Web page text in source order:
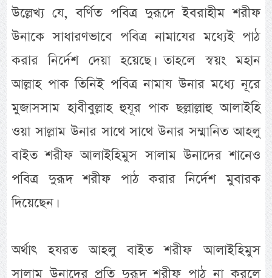
উল্লেখ্য যে, বর্ণিত পবিত্র দুরূদে ইবরাহীম শরীফ
উনাকে সাধারণভাবে পবিত্র নামাযের মধ্যেই পাঠ
করার নির্দেশ দেয়া হয়েছে। তাহলে স্বয়ং মহান
আল্লাহ পাক তিনিই পবিত্র নামায উনার মধ্যে নূরে
মুজাসসাম হাবীবুল্লাহ হুযূর পাক ছল্লাল্লাহু আলাইহি
ওয়া সাল্লাম উনার সাথে সাথে উনার সম্মানিত আহলু
বাইত শরীফ আলাইহিমুস সালাম উনাদের শানেও
পবিত্র দুরূদ শরীফ পাঠ করার নির্দেশ মুবারক
দিয়েছেন।
অর্থাৎ হযরত আহলু বাইত শরীফ আলাইহিমুস
সালাম উনাদের প্রতি দুরূদ শরীফ পাঠ না করলে